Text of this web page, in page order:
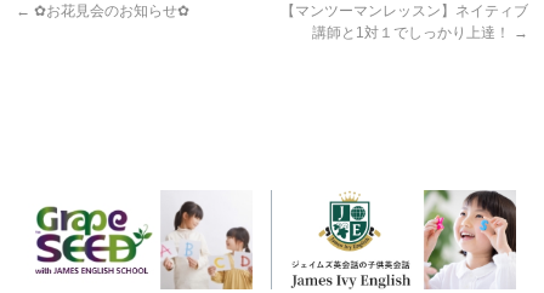
← ✿お花見会のお知らせ✿
【マンツーマンレッスン】ネイティブ
講師と1対１でしっかり上達！
→